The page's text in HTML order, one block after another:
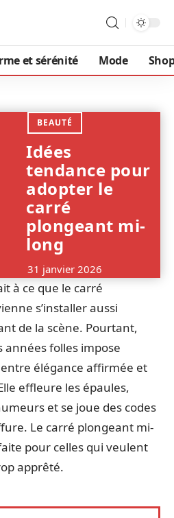
et sérénité Mode
BEAUTÉ
Idées
tendance pour
adopter le
carré
plongeant mi-
long
31 janvier 2026
à ce que le carré
s’installer aussi
de la scène. Pourtant,
années folles impose
élégance affirmée et
effleure les épaules,
et se joue des codes
Le carré plongeant mi-
pour celles qui veulent
apprêté.